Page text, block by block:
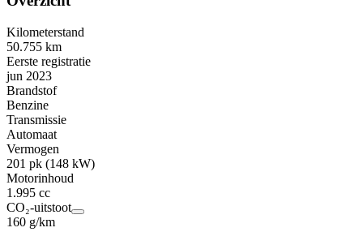
Kilometerstand
50.755 km
Eerste registratie
jun 2023
Brandstof
Benzine
Transmissie
Automaat
Vermogen
201 pk (148 kW)
Motorinhoud
1.995 cc
CO₂-uitstoot
160 g/km